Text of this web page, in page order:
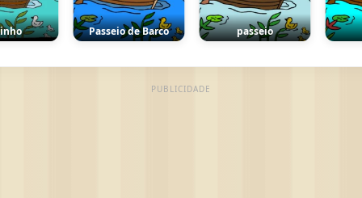
Passeio de Barco passeio
PUBLICIDADE